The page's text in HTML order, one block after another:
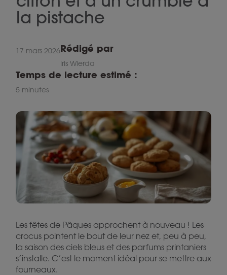
la pistache
17 mars 2026Rédigé par
Iris Wierda
Temps de lecture estimé :
5 minutes
Les fêtes de Pâques approchent à nouveau ! Les
crocus pointent le bout de leur nez et, peu à peu,
la saison des ciels bleus et des parfums printaniers
s’installe. C’est le moment idéal pour se mettre aux
fourneaux.